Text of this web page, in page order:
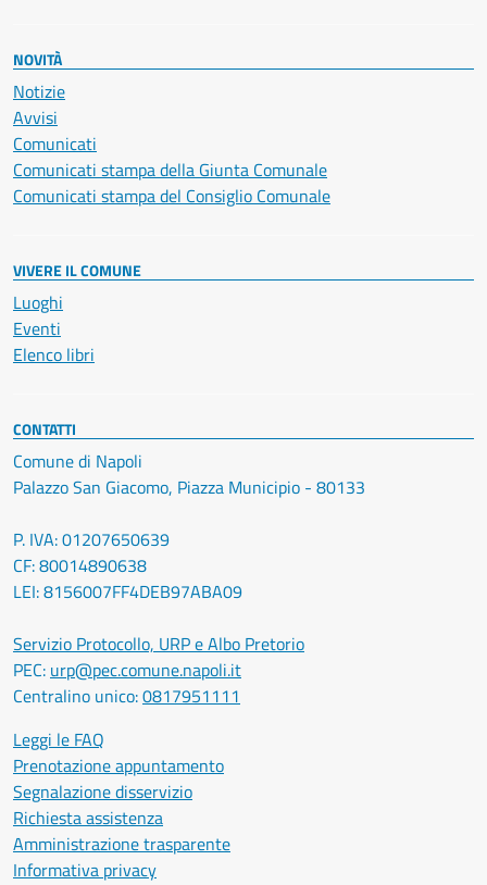
NOVITÀ
Notizie
Avvisi
Comunicati
Comunicati stampa della Giunta Comunale
Comunicati stampa del Consiglio Comunale
VIVERE IL COMUNE
Luoghi
Eventi
Elenco libri
CONTATTI
Comune di Napoli
Palazzo San Giacomo, Piazza Municipio - 80133
P. IVA: 01207650639
CF: 80014890638
LEI: 8156007FF4DEB97ABA09
Servizio Protocollo, URP e Albo Pretorio
PEC: urp@pec.comune.napoli.it
Centralino unico:0817951111
Leggi le FAQ
Prenotazione appuntamento
Segnalazione disservizio
Richiesta assistenza
Amministrazione trasparente
Informativa privacy